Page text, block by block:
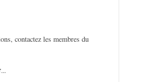
contactez les membres du